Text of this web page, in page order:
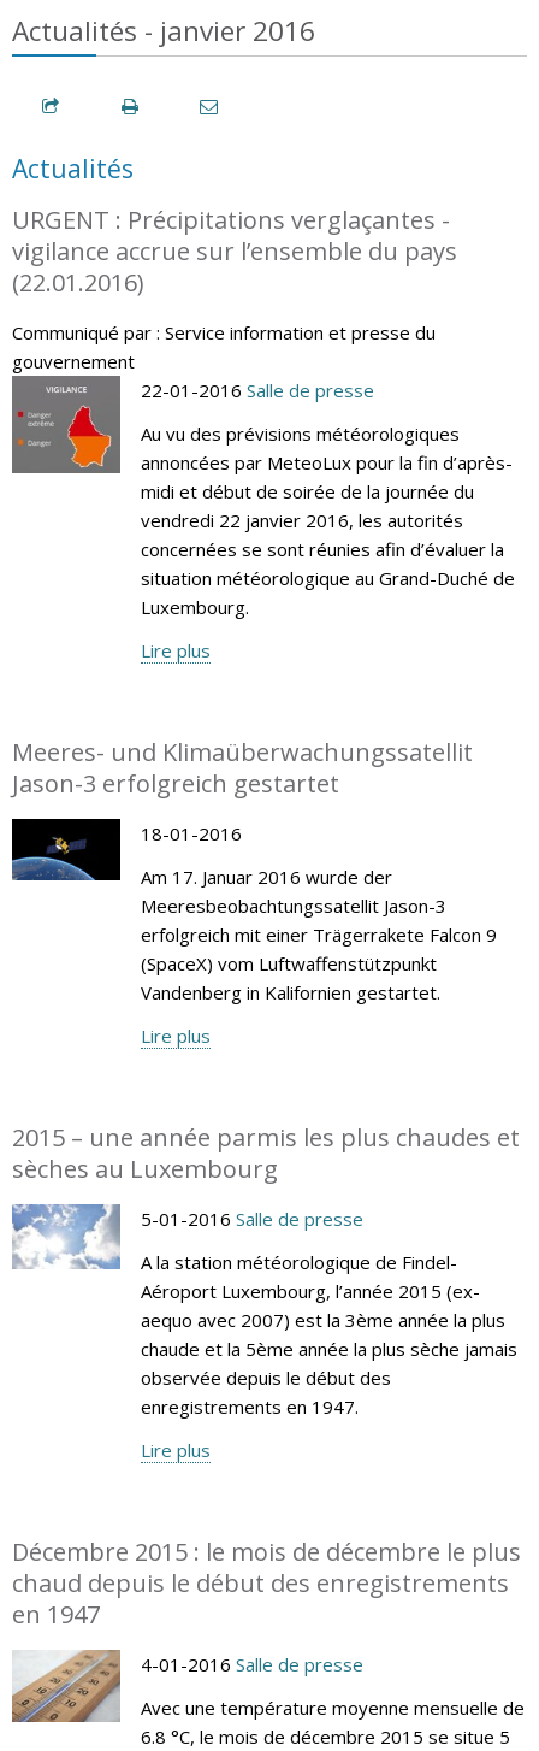
Actualités - janvier 2016
Actualités
URGENT : Précipitations verglaçantes -
vigilance accrue sur l’ensemble du pays
(22.01.2016)
Communiqué par : Service information et presse du
gouvernement
22-01-2016 Salle de presse
Au vu des prévisions météorologiques
annoncées par MeteoLux pour la fin d’après-
midi et début de soirée de la journée du
vendredi 22 janvier 2016, les autorités
concernées se sont réunies afin d’évaluer la
situation météorologique au Grand-Duché de
Luxembourg.
Lire plus
Meeres- und Klimaüberwachungssatellit
Jason-3 erfolgreich gestartet
18-01-2016
Am 17. Januar 2016 wurde der
Meeresbeobachtungssatellit Jason-3
erfolgreich mit einer Trägerrakete Falcon 9
(SpaceX) vom Luftwaffenstützpunkt
Vandenberg in Kalifornien gestartet.
Lire plus
2015 – une année parmis les plus chaudes et
sèches au Luxembourg
5-01-2016 Salle de presse
A la station météorologique de Findel-
Aéroport Luxembourg, l’année 2015 (ex-
aequo avec 2007) est la 3ème année la plus
chaude et la 5ème année la plus sèche jamais
observée depuis le début des
enregistrements en 1947.
Lire plus
Décembre 2015 : le mois de décembre le plus
chaud depuis le début des enregistrements
en 1947
4-01-2016 Salle de presse
Avec une température moyenne mensuelle de
6.8 °C, le mois de décembre 2015 se situe 5